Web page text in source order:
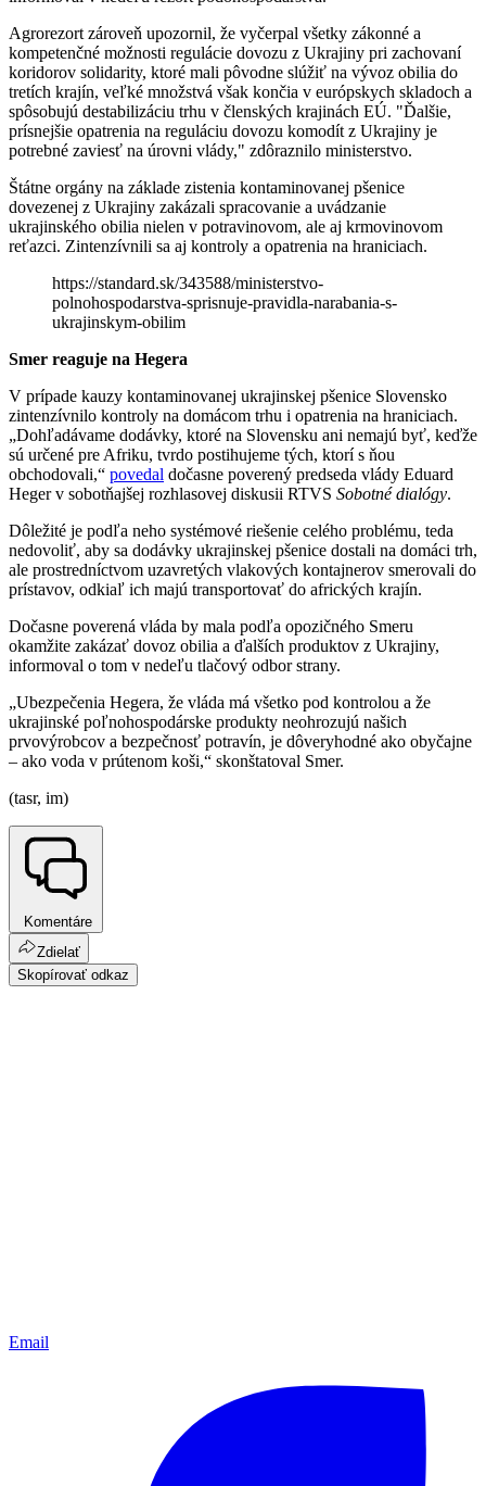
Agrorezort zároveň upozornil, že vyčerpal všetky zákonné a
kompetenčné možnosti regulácie dovozu z Ukrajiny pri zachovaní
koridorov solidarity, ktoré mali pôvodne slúžiť na vývoz obilia do
tretích krajín, veľké množstvá však končia v európskych skladoch a
spôsobujú destabilizáciu trhu v členských krajinách EÚ. "Ďalšie,
prísnejšie opatrenia na reguláciu dovozu komodít z Ukrajiny je
potrebné zaviesť na úrovni vlády," zdôraznilo ministerstvo.
Štátne orgány na základe zistenia kontaminovanej pšenice
dovezenej z Ukrajiny zakázali spracovanie a uvádzanie
ukrajinského obilia nielen v potravinovom, ale aj krmovinovom
reťazci. Zintenzívnili sa aj kontroly a opatrenia na hraniciach.
https://standard.sk/343588/ministerstvo-
polnohospodarstva-sprisnuje-pravidla-narabania-s-
ukrajinskym-obilim
Smer reaguje na Hegera
V prípade kauzy kontaminovanej ukrajinskej pšenice Slovensko
zintenzívnilo kontroly na domácom trhu i opatrenia na hraniciach.
„Dohľadávame dodávky, ktoré na Slovensku ani nemajú byť, keďže
sú určené pre Afriku, tvrdo postihujeme tých, ktorí s ňou
obchodovali,“ povedal dočasne poverený predseda vlády Eduard
Heger v sobotňajšej rozhlasovej diskusii RTVS Sobotné dialógy.
Dôležité je podľa neho systémové riešenie celého problému, teda
nedovoliť, aby sa dodávky ukrajinskej pšenice dostali na domáci trh,
ale prostredníctvom uzavretých vlakových kontajnerov smerovali do
prístavov, odkiaľ ich majú transportovať do afrických krajín.
Dočasne poverená vláda by mala podľa opozičného Smeru
okamžite zakázať dovoz obilia a ďalších produktov z Ukrajiny,
informoval o tom v nedeľu tlačový odbor strany.
„Ubezpečenia Hegera, že vláda má všetko pod kontrolou a že
ukrajinské poľnohospodárske produkty neohrozujú našich
prvovýrobcov a bezpečnosť potravín, je dôveryhodné ako obyčajne
– ako voda v prútenom koši,“ skonštatoval Smer.
(tasr, im)
Komentáre
Zdielať
Skopírovať odkaz
Email